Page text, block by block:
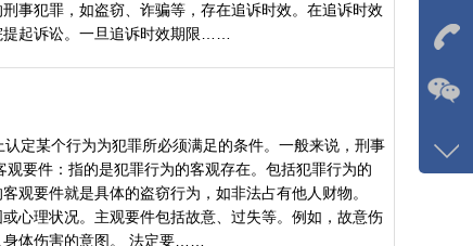
事犯罪，如盗窃、诈骗等，存在追诉时效。在追诉时效
起诉讼。一旦追诉时效期限……
定某个行为为犯罪所必须满足的条件。一般来说，刑事
要件：指的是犯罪行为的客观存在。包括犯罪行为的
观要件就是具体的盗窃行为，如非法占有他人财物。
心理状况。主观要件包括故意、过失等。例如，故意伤
体伤害的意图。 法定要……
我